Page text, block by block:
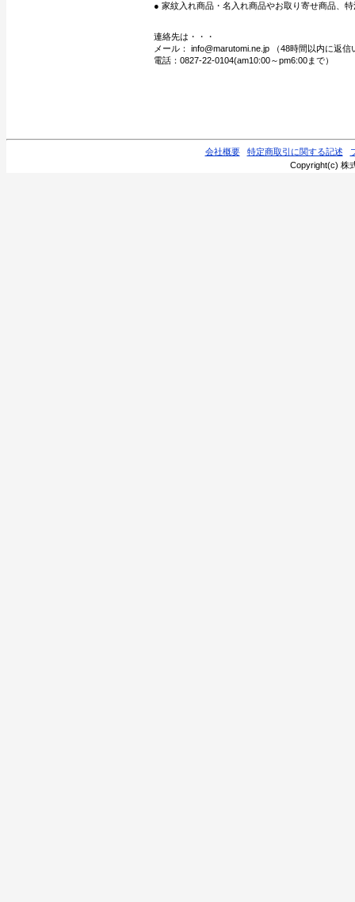
● 家紋入れ商品・名入れ商品やお取り寄せ商品、
連絡先は・・・
メール： info@marutomi.ne.jp （48時間以内に返信
電話：0827-22-0104(am10:00～pm6:00まで）
会社概要 特定商取引に関する記述
Copyright(c) 株